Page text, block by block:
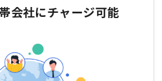
会社にチャージ可能